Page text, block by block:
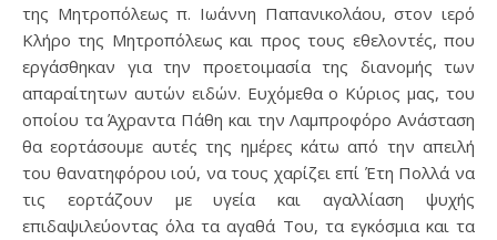
της Μητροπόλεως π. Ιωάννη Παπανικολάου, στον ιερό
Κλήρο της Μητροπόλεως και προς τους εθελοντές, που
εργάσθηκαν για την προετοιμασία της διανομής των
απαραίτητων αυτών ειδών. Ευχόμεθα ο Κύριος μας, του
οποίου τα Άχραντα Πάθη και την Λαμπροφόρο Ανάσταση
θα εορτάσουμε αυτές της ημέρες κάτω από την απειλή
του θανατηφόρου ιού, να τους χαρίζει επί Έτη Πολλά να
τις εορτάζουν με υγεία και αγαλλίαση ψυχής
επιδαψιλεύοντας όλα τα αγαθά Του, τα εγκόσμια και τα